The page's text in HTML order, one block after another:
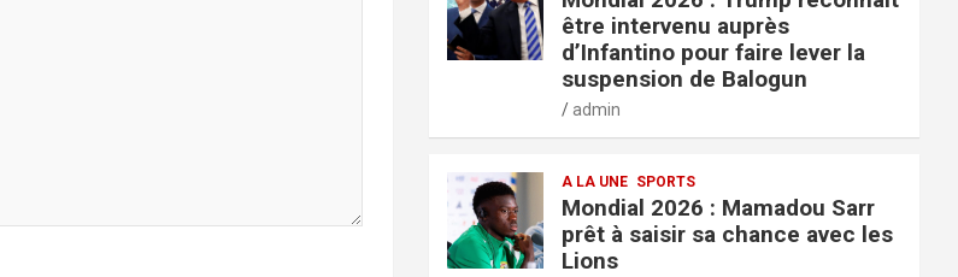
être intervenu auprès
d’Infantino pour faire lever la
suspension de Balogun
admin
A LA UNE SPORTS
Mondial 2026 : Mamadou Sarr
prêt à saisir sa chance avec les
Lions